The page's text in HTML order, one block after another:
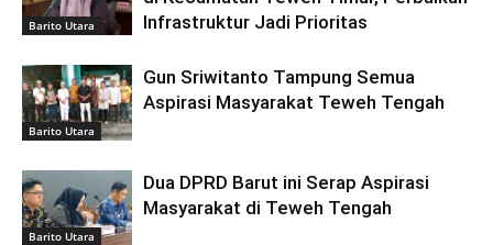
Barito Utara
Infrastruktur Jadi Prioritas
Barito Utara
Gun Sriwitanto Tampung Semua
Aspirasi Masyarakat Teweh Tengah
Barito Utara
Dua DPRD Barut ini Serap Aspirasi
Masyarakat di Teweh Tengah